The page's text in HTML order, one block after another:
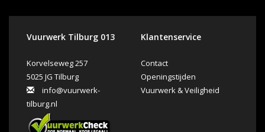
Vuurwerk Tilburg 013
Korvelseweg 257
5025 JG Tilburg
info@vuurwerk-
tilburg.nl
Klantenservice
Contact
Openingstijden
Vuurwerk & Veiligheid